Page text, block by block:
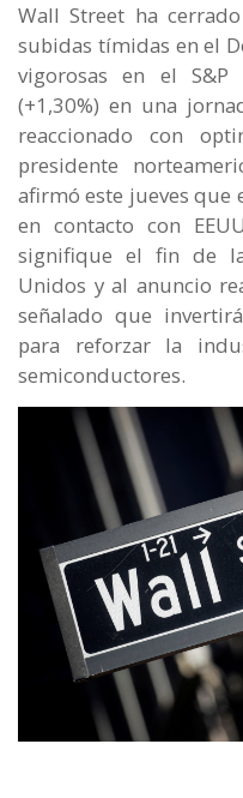
Wall Street ha
subidas tímidas en el
vigorosas en el S&P
(+1,30%) en una
reaccionado con
presidente
afirmó este jueves que
en contacto con
signifique el fin de
Unidos y al anuncio
señalado que
para reforzar la
semiconductores.